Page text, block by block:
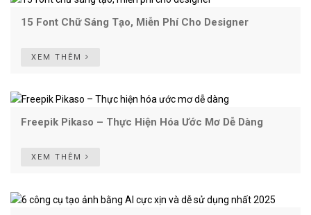
15 Font Chữ Sáng Tạo, Miễn Phí Cho Designer
XEM THÊM
Freepik Pikaso – Thực Hiện Hóa Ước Mơ Dễ Dàng
XEM THÊM